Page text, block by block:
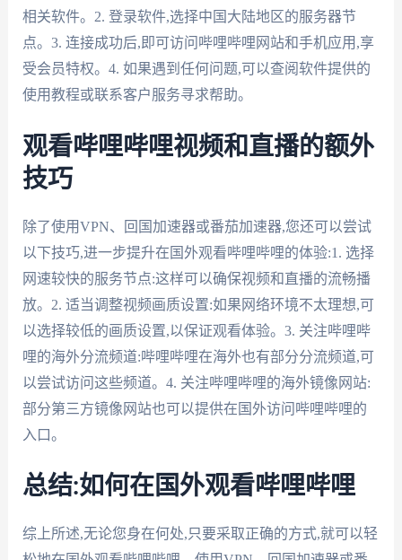
相关软件。2. 登录软件,选择中国大陆地区的服务器节
点。3. 连接成功后,即可访问哔哩哔哩网站和手机应用,享
受会员特权。4. 如果遇到任何问题,可以查阅软件提供的
使用教程或联系客户服务寻求帮助。
观看哔哩哔哩视频和直播的额外
技巧
除了使用VPN、回国加速器或番茄加速器,您还可以尝试
以下技巧,进一步提升在国外观看哔哩哔哩的体验:1. 选择
网速较快的服务节点:这样可以确保视频和直播的流畅播
放。2. 适当调整视频画质设置:如果网络环境不太理想,可
以选择较低的画质设置,以保证观看体验。3. 关注哔哩哔
哩的海外分流频道:哔哩哔哩在海外也有部分分流频道,可
以尝试访问这些频道。4. 关注哔哩哔哩的海外镜像网站:
部分第三方镜像网站也可以提供在国外访问哔哩哔哩的
入口。
总结:如何在国外观看哔哩哔哩
综上所述,无论您身在何处,只要采取正确的方式,就可以轻